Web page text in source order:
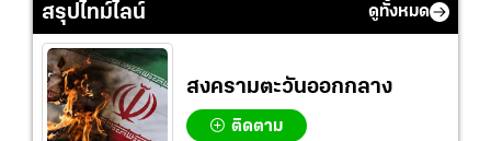
สรุปไทม์ไลน์ ดูทั้งหมด
สงครามตะวันออกกลาง
ติดตาม